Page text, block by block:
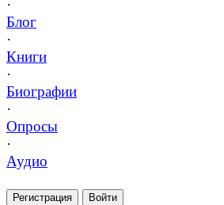
·
Блог
·
Книги
·
Биографии
·
Опросы
·
Аудио
Регистрация Войти